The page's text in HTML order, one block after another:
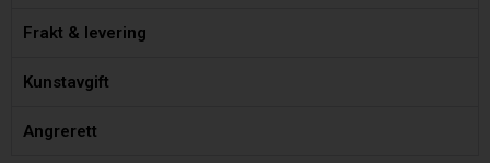
Frakt & levering
Kunstavgift
Angrerett